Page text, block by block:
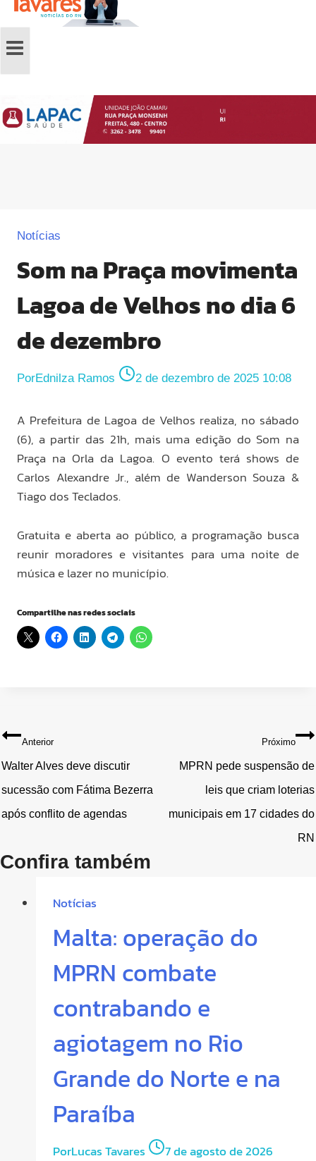
Notícias
Som na Praça movimenta
Lagoa de Velhos no dia 6
de dezembro
PorEdnilza Ramos 2 de dezembro de 2025 10:08
A Prefeitura de Lagoa de Velhos realiza, no sábado
(6), a partir das 21h, mais uma edição do Som na
Praça na Orla da Lagoa. O evento terá shows de
Carlos Alexandre Jr., além de Wanderson Souza &
Tiago dos Teclados.
Gratuita e aberta ao público, a programação busca
reunir moradores e visitantes para uma noite de
música e lazer no município.
Compartilhe nas redes sociais
Navegação
de
Post
Anterior
Walter Alves deve discutir
sucessão com Fátima Bezerra
após conflito de agendas
Próximo
MPRN pede suspensão de
leis que criam loterias
municipais em 17 cidades do
RN
Confira também
Notícias
Malta: operação do
MPRN combate
contrabando e
agiotagem no Rio
Grande do Norte e na
Paraíba
PorLucas Tavares
7 de agosto de 2026